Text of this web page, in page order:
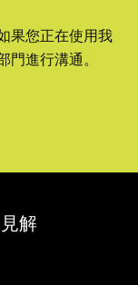
果您正在使用我
進行溝通。
解